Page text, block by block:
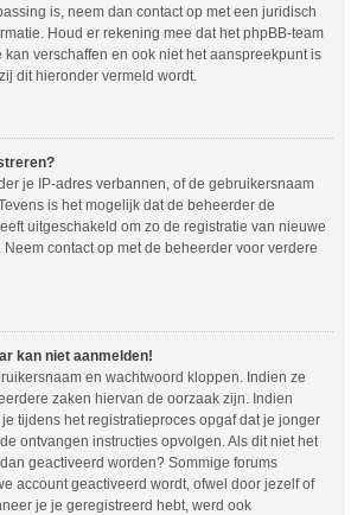
is, neem dan contact op met een juridisch
Houd er rekening mee dat het phpBB-team
verschaffen en ook niet het aanspreekpunt is
dit hieronder vermeld wordt.
je IP-adres verbannen, of de gebruikersnaam
is het mogelijk dat de beheerder de
uitgeschakeld om zo de registratie van nieuwe
contact op met de beheerder voor verdere
kan niet aanmelden!
en wachtwoord kloppen. Indien ze
zaken hiervan de oorzaak zijn. Indien
tijdens het registratieproces opgaf dat je jonger
ontvangen instructies opvolgen. Als dit niet het
geactiveerd worden? Sommige forums
account geactiveerd wordt, ofwel door jezelf of
je je geregistreerd hebt, werd ook